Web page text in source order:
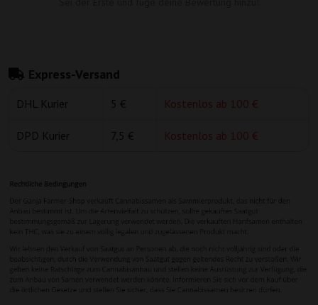
Express-Versand
DHL Kurier 5 € Kostenlos ab 100 €
DPD Kurier 7,5 € Kostenlos ab 100 €